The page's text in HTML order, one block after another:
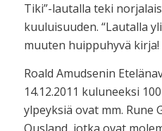
Tiki”-lautalla teki
kuuluisuuden. “Lautalla
muuten huippuhyvä kirja!
Roald Amudsenin
14.12.2011 kuluneeksi
ylpeyksiä ovat mm. Rune